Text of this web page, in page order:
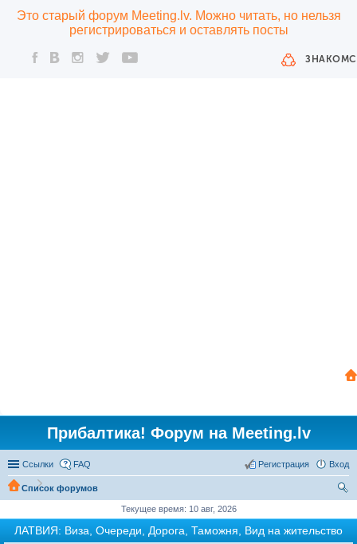
Это старый форум Meeting.lv. Можно читать, но нельзя
регистрироваться и оставлять посты
Прибалтика! Форум на Meeting.lv
Ссылки FAQ Вход
Регистрация
Список форумов
Текущее время: 10 авг, 2026
ЛАТВИЯ: Виза, Очереди, Дорога, Таможня, Вид на жительство